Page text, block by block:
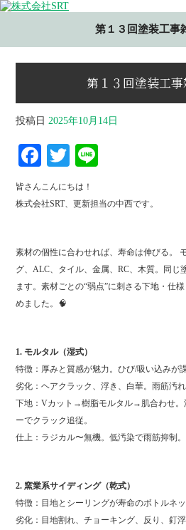
第１３回塗装工事
第１３回塗装工
投稿日 2025年10月14日
Fa
ce
bo
T
wi
tte
皆さんこんにちは！
株式会社SRT、更新担当の中西です。
素材の個性に合わせれば、寿命は伸びる。
グ、ALC、タイル、金属、RC、木質。同じ
ます。素材ごとの“弱点”に刺さる下地・仕
めました。🧠
1. モルタル（湿式）
特徴：厚みと質感が魅力。ひび/吸い込みが課
劣化：ヘアクラック、浮き、白華。雨筋汚れ
下地：Vカット→樹脂モルタル→肌合わせ
ーでクラック追従。
仕上：ラジカル〜無機。低汚染で雨筋抑制。
2. 窯業系サイディング（乾式）
特徴：目地とシーリングが寿命のボトルネッ
劣化：目地割れ、チョーキング、反り、釘浮